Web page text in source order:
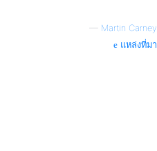
— Martin Carney
แหล่งที่มา